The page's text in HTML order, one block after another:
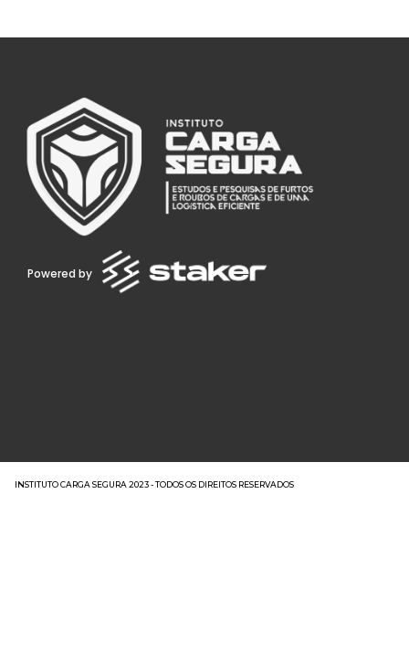
Powered by
INSTITUTO CARGA SEGURA 2023 - TODOS OS DIREITOS RESERVADOS